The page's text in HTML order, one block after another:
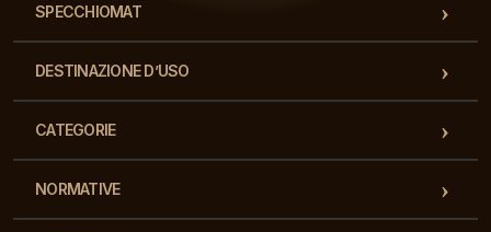
SPECCHIOMAT
DESTINAZIONE D’USO
CATEGORIE
NORMATIVE